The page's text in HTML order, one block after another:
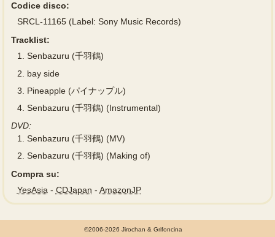
Codice disco:
SRCL-11165 (Label: Sony Music Records)
Tracklist:
1.
Senbazuru (千羽鶴)
2.
bay side
3.
Pineapple (パイナップル)
4. Senbazuru (千羽鶴) (Instrumental)
DVD:
1.
Senbazuru (千羽鶴) (MV)
2. Senbazuru (千羽鶴) (Making of)
Compra su:
YesAsia - CDJapan - AmazonJP
©2006-2026 Jirochan & Grifoncina